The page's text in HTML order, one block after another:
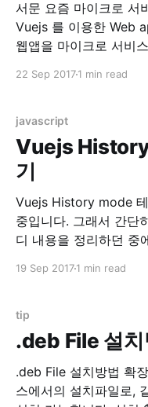
서문 요즘 마이크로 서비스가 대세입니다. 저는 요즘
Vuejs 를 이용한 Web
웹앱을 마이크로 서비
Origin Resource Sharing) 이슈
localhost:8082에 떠있
22 Sep 20171 min read
javascript
Vuejs
기
Vuejs History mode 테스트 해보기
중입니다. 그래서 간단히 Vuejs 문서를 읽어 가면서 스터
디 내용을 정리하던 중
는 필수라고 생각 되었거든요. HTML5
해보기 위해서는 서버
19 Sep 20171 min read
tip
.deb File 설치
.deb File 설치방법 확장자가 .deb 인 파일은 debian 리눅
스에서의 설치파일로,